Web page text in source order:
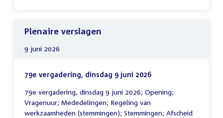
Plenaire verslagen
9 juni 2026
79e vergadering, dinsdag 9 juni 2026
79e vergadering, dinsdag 9 juni 2026; Opening;
Vragenuur; Mededelingen; Regeling van
werkzaamheden (stemmingen); Stemmingen; Afscheid